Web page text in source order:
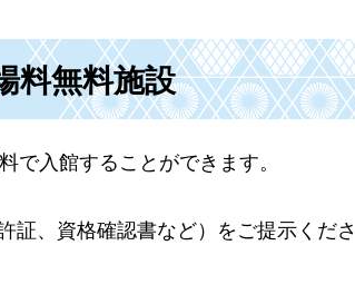
料無料施設
で入館することができます。
証、資格確認書など）をご提示くださ